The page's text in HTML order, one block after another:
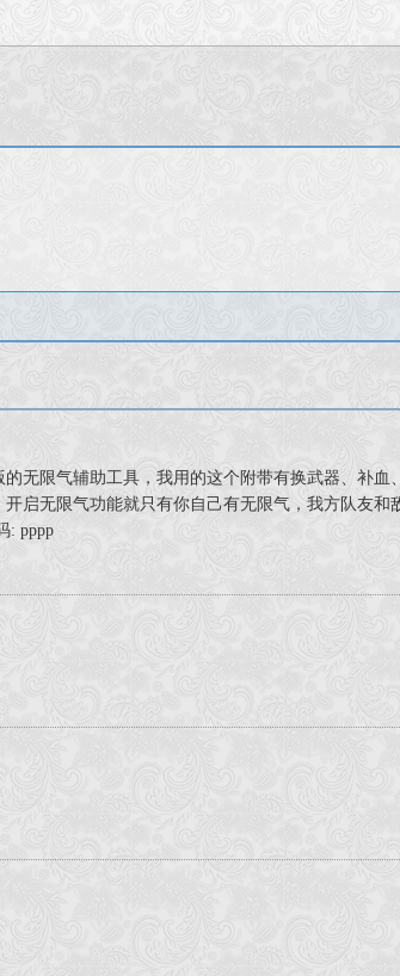
无限气辅助工具，我用的这个附带有换武器、补
启无限气功能就只有你自己有无限气，我方队友
: pppp